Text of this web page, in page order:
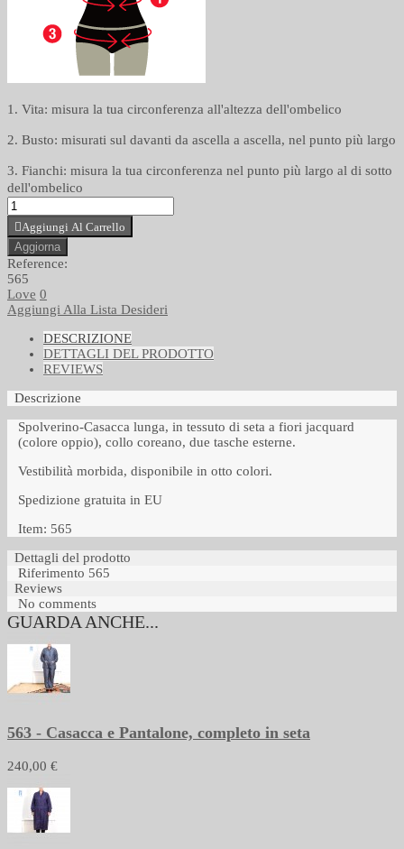
1. Vita: misura la tua circonferenza all'altezza dell'ombelico
2. Busto: misurati sul davanti da ascella a ascella, nel punto più largo
3. Fianchi: misura la tua circonferenza nel punto più largo al di sotto
dell'ombelico
Aggiungi Al Carrello
Reference:
565
Love 0
Aggiungi Alla Lista Desideri
DESCRIZIONE
DETTAGLI DEL PRODOTTO
REVIEWS
Descrizione
Spolverino-Casacca lunga, in tessuto di seta a fiori jacquard
(colore oppio), collo coreano, due tasche esterne.
Vestibilità morbida, disponibile in otto colori.
Spedizione gratuita in EU
Item: 565
Dettagli del prodotto
Riferimento 565
Reviews
No comments
GUARDA ANCHE...
563 - Casacca e Pantalone, completo in seta
240,00 €